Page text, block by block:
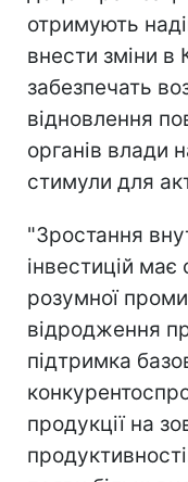
отримують
внести зміни в
забезпечать
відновлення
органів влади
стимули для
"Зростання
інвестицій має
розумної
відродження
підтримка
продукції на